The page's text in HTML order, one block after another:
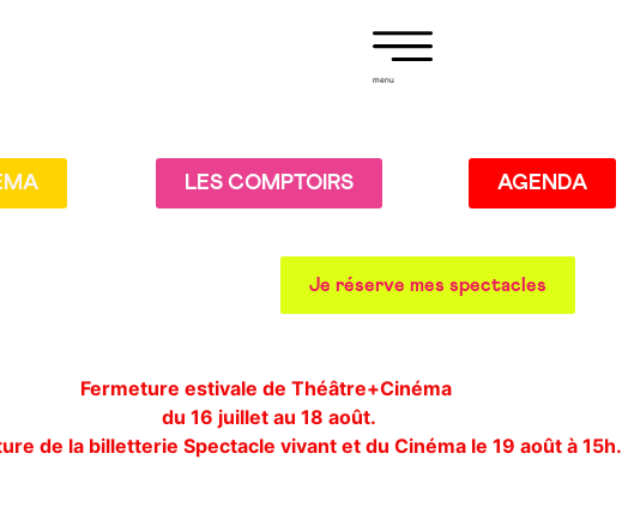
menu
LES COMPTOIRS AGENDA
Je réserve mes spectacles
Fermeture estivale de Théâtre+Cinéma
du 16 juillet au 18 août.
de la billetterie Spectacle vivant et du Cinéma le 19 août à 15h.